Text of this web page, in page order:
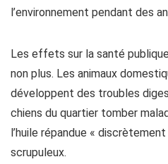
l’environnement pendant des
Les effets sur la santé
non plus. Les animaux
développent des troubles
chiens du quartier tomber
l’huile répandue «
scrupuleux.